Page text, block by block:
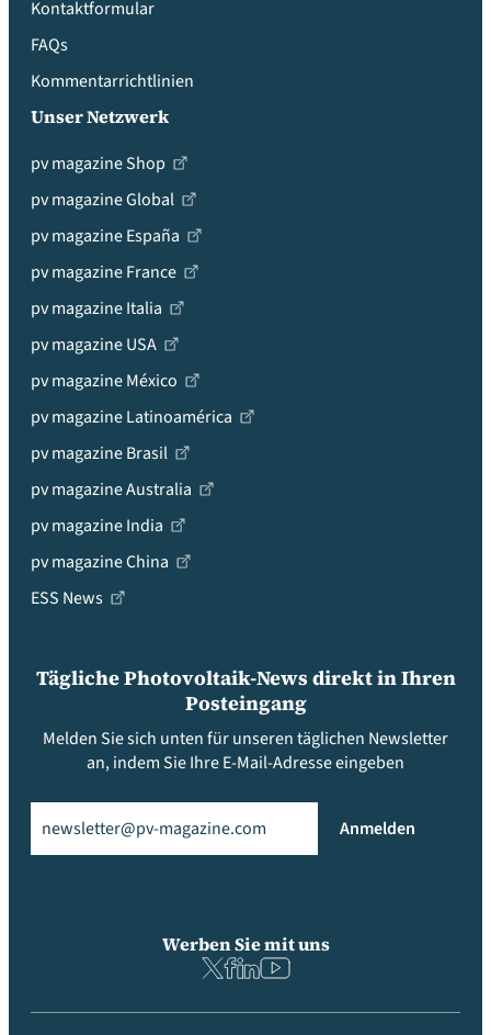
Kontaktformular
FAQs
Kommentarrichtlinien
Unser Netzwerk
pv magazine Shop
pv magazine Global
pv magazine España
pv magazine France
pv magazine Italia
pv magazine USA
pv magazine México
pv magazine Latinoamérica
pv magazine Brasil
pv magazine Australia
pv magazine India
pv magazine China
ESS News
Tägliche Photovoltaik-News direkt in Ihren
Posteingang
Melden Sie sich unten für unseren täglichen Newsletter
an, indem Sie Ihre E-Mail-Adresse eingeben
Anmelden
Werben Sie mit uns